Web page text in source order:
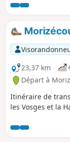
étape. Après la
nos premiers
Bourbonne-les-
23,37 km
Départ à
Itinéraire de
les Vosges et la